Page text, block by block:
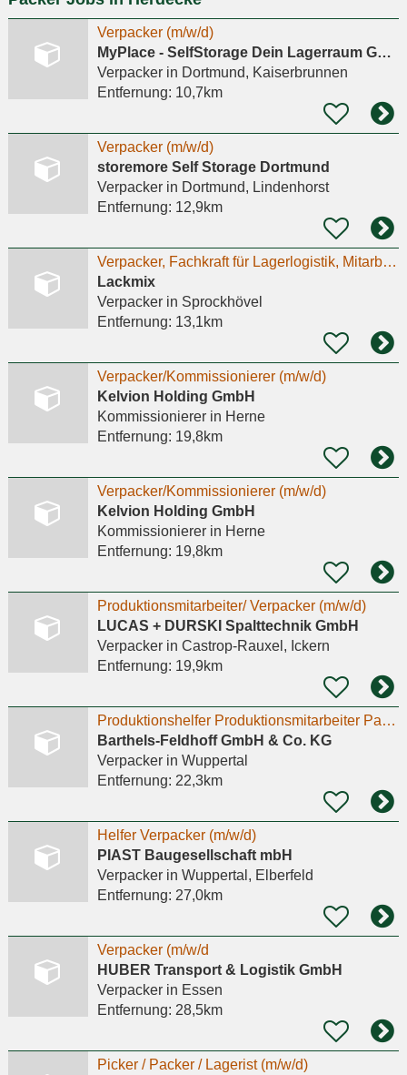
Verpacker (m/w/d)
MyPlace - SelfStorage Dein Lagerraum GmbH
Verpackerin Dortmund, Kaiserbrunnen
Entfernung: 10,7km
Verpacker (m/w/d)
storemore Self Storage Dortmund
Verpackerin Dortmund, Lindenhorst
Entfernung: 12,9km
Verpacker, Fachkraft für Lagerlogistik, Mitarbeiter in Produktion. Minijob, Teilzeit, Vollzeit.
Lackmix
Verpackerin Sprockhövel
Entfernung: 13,1km
Verpacker/Kommissionierer (m/w/d)
Kelvion Holding GmbH
Kommissioniererin Herne
Entfernung: 19,8km
Verpacker/Kommissionierer (m/w/d)
Kelvion Holding GmbH
Kommissioniererin Herne
Entfernung: 19,8km
Produktionsmitarbeiter/ Verpacker (m/w/d)
LUCAS + DURSKI Spalttechnik GmbH
Verpackerin Castrop-Rauxel, Ickern
Entfernung: 19,9km
Produktionshelfer Produktionsmitarbeiter Packer (m/w/d)
Barthels-Feldhoff GmbH & Co. KG
Verpackerin Wuppertal
Entfernung: 22,3km
Helfer Verpacker (m/w/d)
PIAST Baugesellschaft mbH
Verpackerin Wuppertal, Elberfeld
Entfernung: 27,0km
Verpacker (m/w/d
HUBER Transport & Logistik GmbH
Verpackerin Essen
Entfernung: 28,5km
Picker / Packer / Lagerist (m/w/d)